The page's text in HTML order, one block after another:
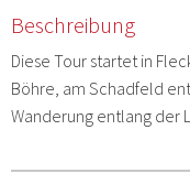
Beschreibung
Diese Tour startet in
Böhre, am Schadfeld
Wanderung entlang der